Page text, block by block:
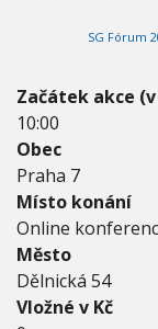
-
2
9
.
0
3
.
2
0
2
2
SG Fórum
Začátek akce
10:00
Obec
Praha 7
Místo konání
Online
Město
Dělnická 54
Vložné v Kč